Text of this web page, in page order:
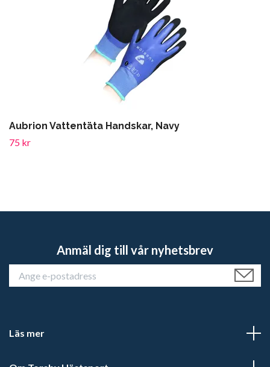
Aubrion Vattentäta Handskar, Navy
75 kr
Anmäl dig till vår nyhetsbrev
Läs mer